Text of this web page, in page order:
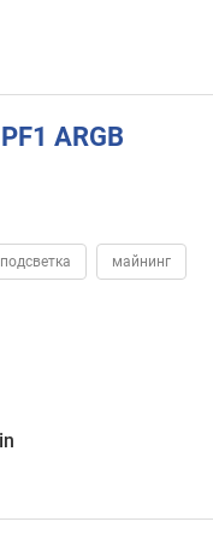
ARGB
подсветка майнинг